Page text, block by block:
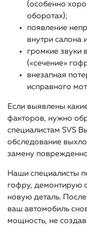
(особенно
оборотах);
появление
внутри салона
громкие
(«сечение»
внезапная
исправного
Если выявлены
факторов, нужно
специалистам SVS
обследование
замену
Наши специалисты
гофру, демонтирую
новую деталь.
ваш автомобиль
мощность, не